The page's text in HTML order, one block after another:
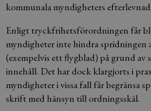
kommunala myndigheters efterlevnad
Enligt tryckfrihetsförordningen får
myndigheter inte hindra spridningen
(exempelvis ett flygblad) på grund av
innehåll. Det har dock klargjorts i
myndigheter i vissa fall får begränsa
skrift med hänsyn till ordningsskäl.